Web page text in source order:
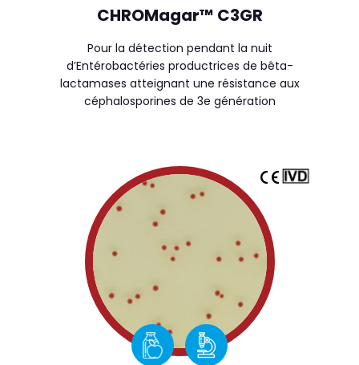
CHROMagar™ C3GR
Pour la détection pendant la nuit
d’Entérobactéries productrices de bêta-
lactamases atteignant une résistance aux
céphalosporines de 3e génération